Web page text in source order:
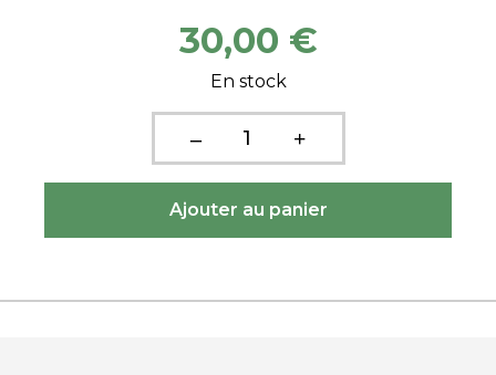
30,00 €
En stock